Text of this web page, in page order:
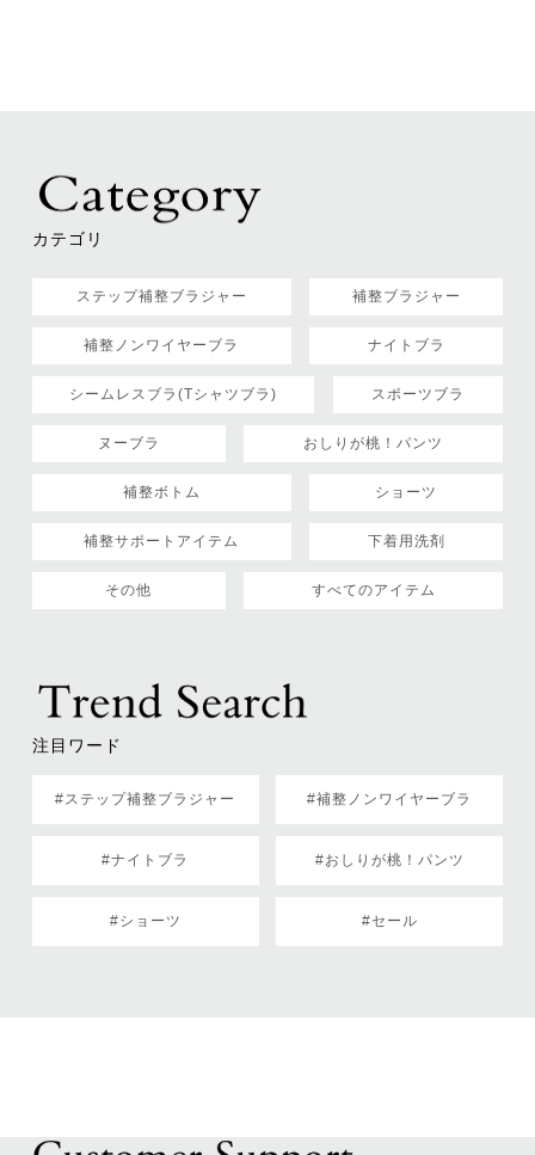
カテゴリ
ステップ補整ブラジャー 補整ブラジャー
補整ノンワイヤーブラ ナイトブラ
シームレスブラ(Tシャツブラ) スポーツブラ
ヌーブラ おしりが桃！パンツ
補整ボトム ショーツ
補整サポートアイテム 下着用洗剤
その他 すべてのアイテム
注目ワード
#ステップ補整ブラジャー #補整ノンワイヤーブラ
#ナイトブラ #おしりが桃！パンツ
#ショーツ #セール